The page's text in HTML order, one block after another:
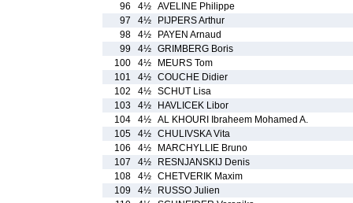
96
4½
AVELINE Philippe
97
4½
PIJPERS Arthur
98
4½
PAYEN Arnaud
99
4½
GRIMBERG Boris
100
4½
MEURS Tom
101
4½
COUCHE Didier
102
4½
SCHUT Lisa
103
4½
HAVLICEK Libor
104
4½
AL KHOURI Ibraheem Mohamed A.
105
4½
CHULIVSKA Vita
106
4½
MARCHYLLIE Bruno
107
4½
RESNJANSKIJ Denis
108
4½
CHETVERIK Maxim
109
4½
RUSSO Julien